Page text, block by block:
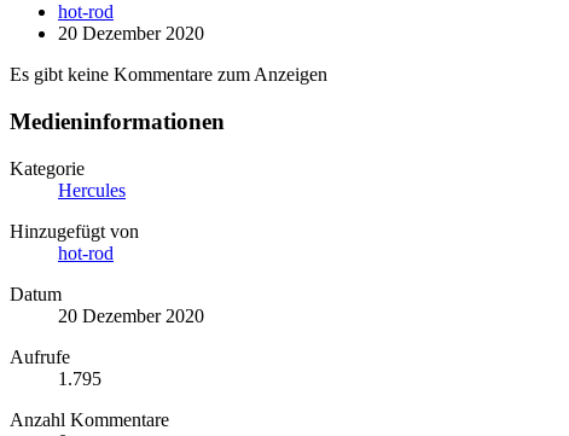
hot-rod
20 Dezember 2020
Es gibt keine Kommentare zum Anzeigen
Medieninformationen
Kategorie
Hercules
Hinzugefügt von
hot-rod
Datum
20 Dezember 2020
Aufrufe
1.795
Anzahl Kommentare